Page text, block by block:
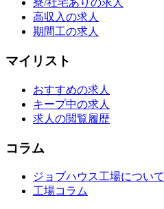
寮/社宅ありの求人
高収入の求人
期間工の求人
マイリスト
おすすめの求人
キープ中の求人
求人の閲覧履歴
コラム
ジョブハウス工場について
工場コラム